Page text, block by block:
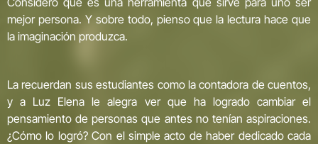
mejor persona. Y sobre todo, pienso que la lectura hace que
la imaginación produzca.
La recuerdan sus estudiantes como la contadora de cuentos,
y a Luz Elena le alegra ver que ha logrado cambiar el
pensamiento de personas que antes no tenían aspiraciones.
¿Cómo lo logró? Con el simple acto de haber dedicado cada